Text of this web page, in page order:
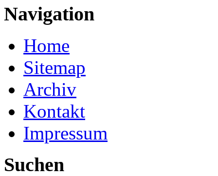
Navigation
Home
Sitemap
Archiv
Kontakt
Impressum
Suchen